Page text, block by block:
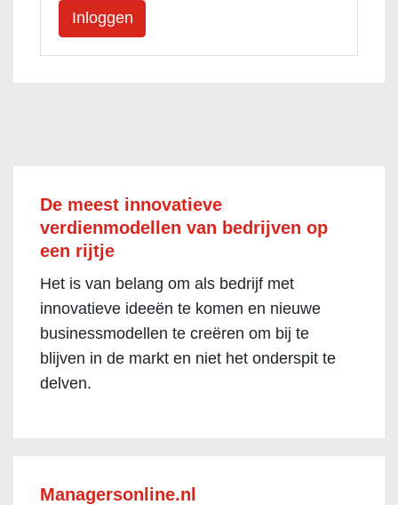
De meest innovatieve
verdienmodellen van bedrijven op
een rijtje
Het is van belang om als bedrijf met
innovatieve ideeën te komen en nieuwe
businessmodellen te creëren om bij te
blijven in de markt en niet het onderspit te
delven.
Managersonline.nl